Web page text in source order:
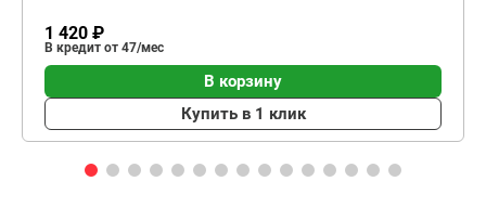
1 420 ₽
В кредит от 47/мес
В корзину
Купить в 1 клик